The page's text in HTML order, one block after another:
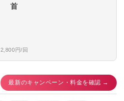
首
2,800円/回
最新のキャンペーン・料金を確認 →